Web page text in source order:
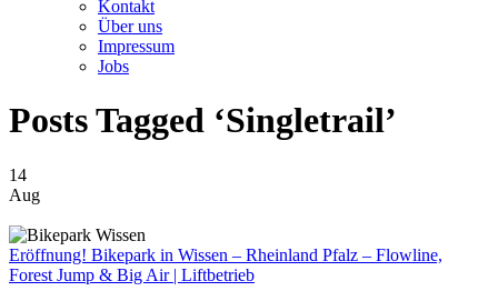
Kontakt
Über uns
Impressum
Jobs
Posts Tagged ‘Singletrail’
14
Aug
Eröffnung! Bikepark in Wissen – Rheinland Pfalz – Flowline,
Forest Jump & Big Air | Liftbetrieb